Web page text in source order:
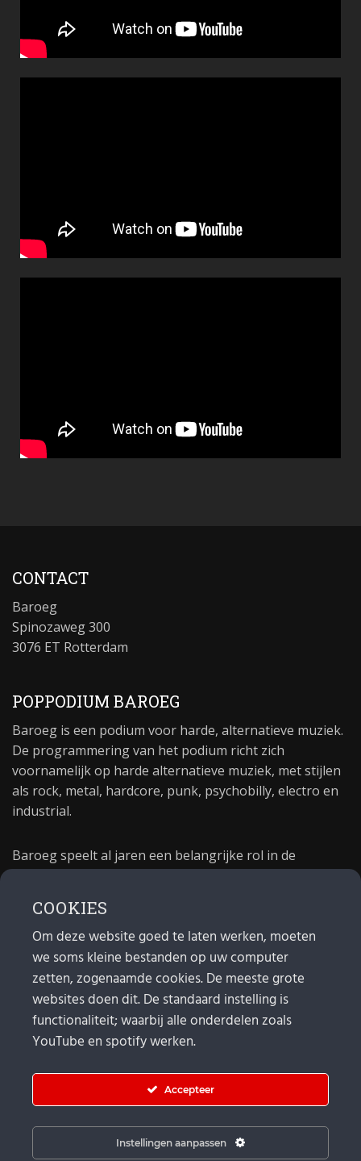
CONTACT
Baroeg
Spinozaweg 300
3076 ET Rotterdam
POPPODIUM BAROEG
Baroeg is een podium voor harde, alternatieve muziek.
De programmering van het podium richt zich
voornamelijk op harde alternatieve muziek, met stijlen
als rock, metal, hardcore, punk, psychobilly, electro en
industrial.
Baroeg speelt al jaren een belangrijke rol in de
culturele sector van Rotterdam. In 1981 begon Baroeg
poppodium 40 jaar.
MAIL
Algemeen: info@baroeg.nl
Bands & boeking: leon@baroeg.nl
Promotie & publiciteit: francis@baroeg.nl
COOKIES
Om deze website goed te laten werken, moeten
we soms kleine bestanden op uw computer
zetten, zogenaamde cookies. De meeste grote
websites doen dit. De standaard instelling is
functionaliteit; waarbij alle onderdelen zoals
YouTube en spotify werken.
Accepteer
Instellingen aanpassen